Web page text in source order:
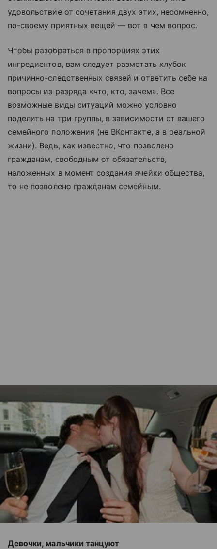
удовольствие от сочетания двух этих, несомненно,
по-своему приятных вещей — вот в чем вопрос.
Чтобы разобраться в пропорциях этих
ингредиентов, вам следует размотать клубок
причинно-следственных связей и ответить себе на
вопросы из разряда «что, кто, зачем». Все
возможные виды ситуаций можно условно
поделить на три группы, в зависимости от вашего
семейного положения (не ВКонтакте, а в реальной
жизни). Ведь, как известно, что позволено
гражданам, свободным от обязательств,
наложенных в момент создания ячейки общества,
то не позволено гражданам семейным.
Девочки, мальчики танцуют